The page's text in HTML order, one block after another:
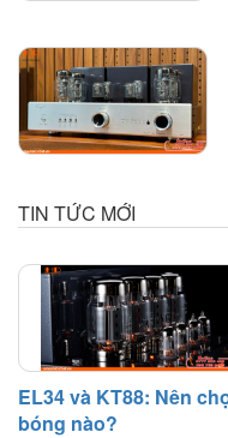
TIN TỨC MỚI
EL34 và KT88: Nên
bóng nào?